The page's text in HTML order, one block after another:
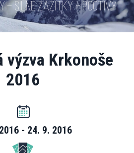
– SILNÉ ZÁŽITKY – POCTIVÝ
výzva Krkonoše
2016
- 24. 9. 2016